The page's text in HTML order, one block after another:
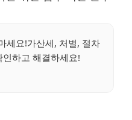
세요!가산세, 처벌, 절차
하고 해결하세요!